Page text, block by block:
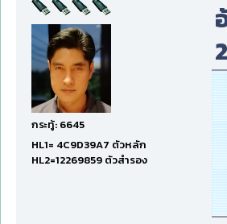
กระทู้: 6645
HL1= 4C9D39A7 ตัวหลัก
HL2=12269859 ตัวสำรอง